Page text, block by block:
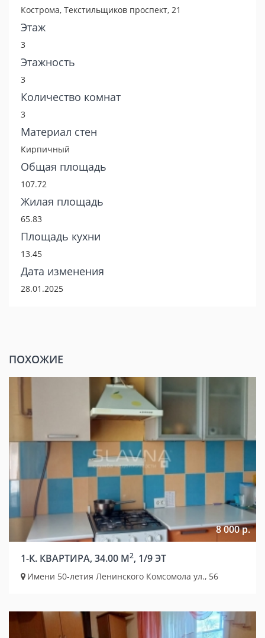
Кострома, Текстильщиков проспект, 21
Этаж
3
Этажность
3
Количество комнат
3
Материал стен
Кирпичный
Общая площадь
107.72
Жилая площадь
65.83
Площадь кухни
13.45
Дата изменения
28.01.2025
ПОХОЖИЕ
8 000 р.
1-К. КВАРТИРА, 34.00 М2, 1/9 ЭТ
Имени 50-летия Ленинского Комсомола ул., 56